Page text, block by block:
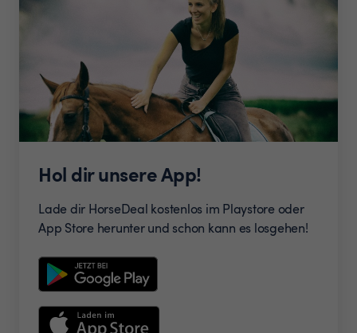
Hol dir unsere App!
Lade dir HorseDeal kostenlos im Playstore oder
App Store herunter und schon kann es losgehen!